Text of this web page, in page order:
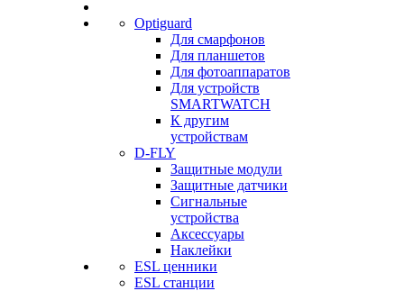
Optiguard
Для смарфонов
Для планшетов
Для фотоаппаратов
Для устройств
SMARTWATCH
К другим
устройствам
D-FLY
Защитные модули
Защитные датчики
Сигнальные
устройства
Аксессуары
Наклейки
ESL ценники
ESL станции